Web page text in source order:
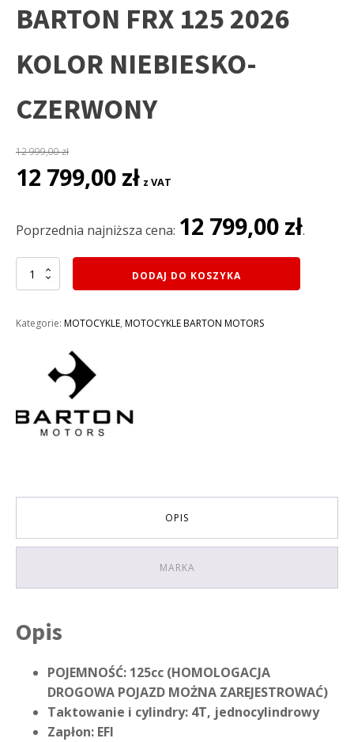
BARTON FRX 125 2026
KOLOR NIEBIESKO-
CZERWONY
12 999,00zł
Pierwotna
cena
12
12 799,00 zł cena
12
z VAT
Poprzednia najniższa cena: 12 799,00 zł.
ilość
MOTOCYKL125CM3
125
NIEBIESKO-
DODAJ DO KOSZYKA
Kategorie: MOTOCYKLE, MOTOCYKLE BARTON MOTORS
OPIS
MARKA
Opis
POJEMNOŚĆ: 125cc (HOMOLOGACJA
DROGOWA POJAZD MOŻNA ZAREJESTROWAĆ)
Taktowanie i cylindry: 4T, jednocylindrowy
Zapłon: EFI